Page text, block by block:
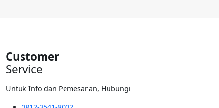
Customer
Service
Untuk Info dan Pemesanan, Hubungi